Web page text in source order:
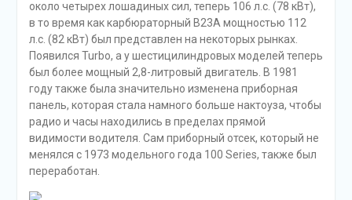
около четырех лошадиных сил, теперь 106 л.с. (78 кВт),
в то время как карбюраторный B23A мощностью 112
л.с. (82 кВт) был представлен на некоторых рынках.
Появился Turbo, а у шестицилиндровых моделей теперь
был более мощный 2,8-литровый двигатель. В 1981
году также была значительно изменена приборная
панель, которая стала намного больше нактоуза, чтобы
радио и часы находились в пределах прямой
видимости водителя. Сам приборный отсек, который не
менялся с 1973 модельного года 100 Series, также был
переработан.